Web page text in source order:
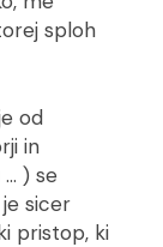
sploh
od
in
) se
sicer
pristop, ki